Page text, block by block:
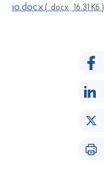
io.docx ( .docx , 16.31 Кб )